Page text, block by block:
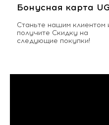
Бонусная карта
Станьте нашим клиентом
получите Скидку на
следующие покупки!